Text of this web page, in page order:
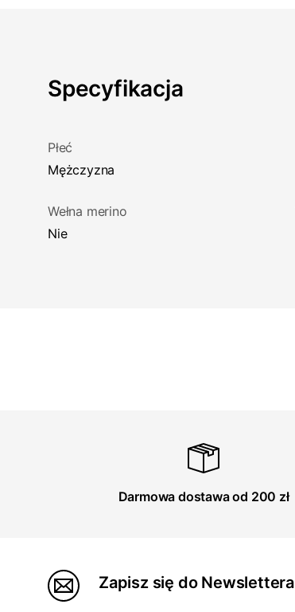
Specyfikacja
Płeć
Mężczyzna
Wełna merino
Nie
Darmowa dostawa od 200 zł
Zapisz się do Newslettera